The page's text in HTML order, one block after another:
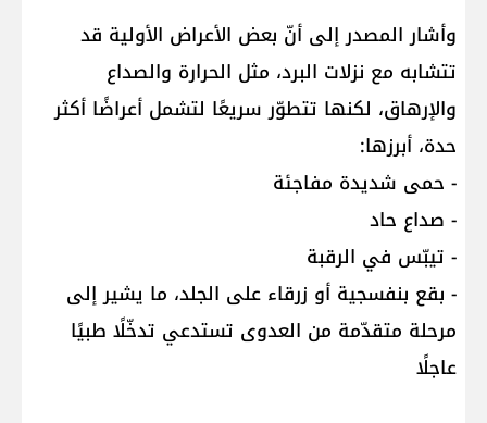
وأشار المصدر إلى أنّ بعض الأعراض الأولية قد
تتشابه مع نزلات البرد، مثل الحرارة والصداع
والإرهاق، لكنها تتطوّر سريعًا لتشمل أعراضًا أكثر
حدة، أبرزها:
- حمى شديدة مفاجئة
- صداع حاد
- تيبّس في الرقبة
- بقع بنفسجية أو زرقاء على الجلد، ما يشير إلى
مرحلة متقدّمة من العدوى تستدعي تدخّلًا طبيًا
عاجلًا